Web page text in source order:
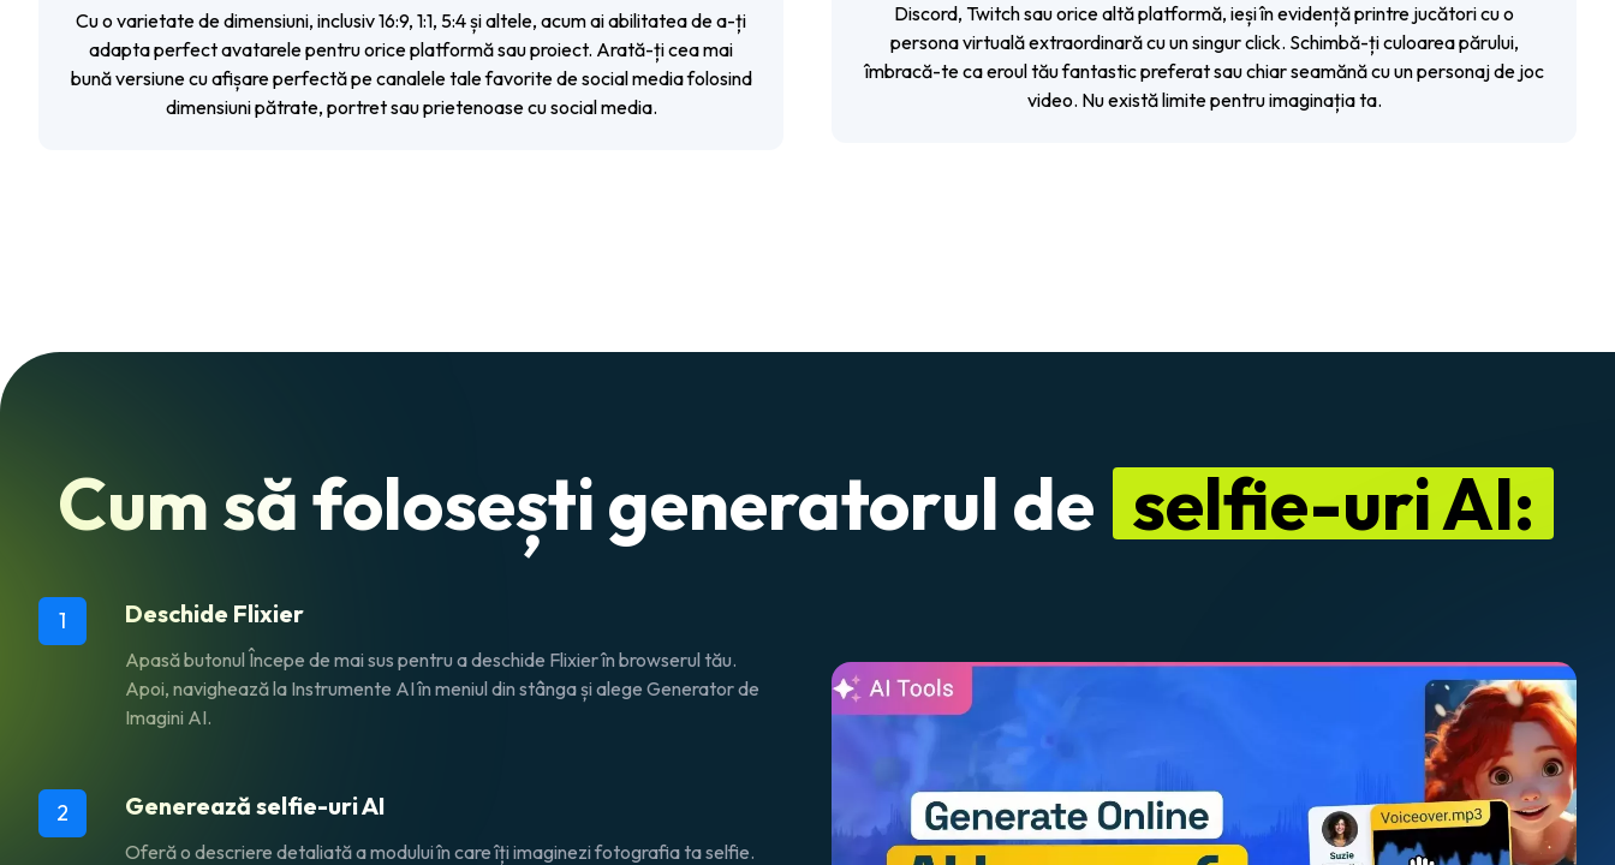
Cu o varietate de dimensiuni, inclusiv 16:9, 1:1, 5:4 și altele, acum ai abilitatea de a-ți
adapta perfect avatarele pentru orice platformă sau proiect. Arată-ți cea mai
bună versiune cu afișare perfectă pe canalele tale favorite de social media folosind
dimensiuni pătrate, portret sau prietenoase cu social media.
Discord, Twitch sau orice altă platformă, ieși în evidență printre jucători cu o
persona virtuală extraordinară cu un singur click. Schimbă-ți culoarea părului,
îmbracă-te ca eroul tău fantastic preferat sau chiar seamănă cu un personaj de joc
video. Nu există limite pentru imaginația ta.
Cum să folosești generatorul de selfie-uri AI:
1 Deschide Flixier
Apasă butonul Începe de mai sus pentru a deschide Flixier în browserul tău.
Apoi, navighează la Instrumente AIîn meniul din stânga și alege Generator de
Imagini AI.
2 Generează selfie-uri AI
Oferă o descriere detaliată a modului în care îți imaginezi fotografia ta selfie.